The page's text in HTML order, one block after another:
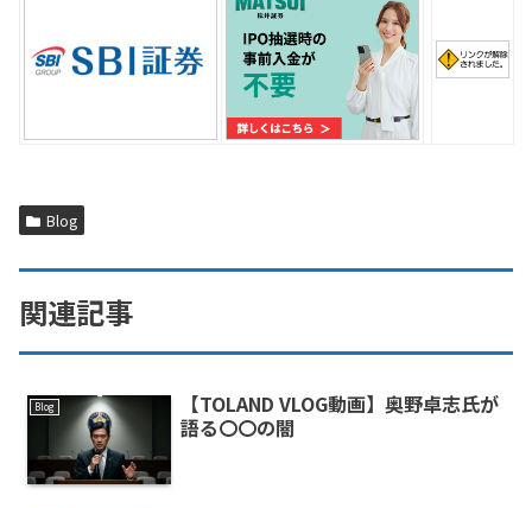
Blog
関連記事
Blog
【TOLAND VLOG動画】奥野卓志氏が
語る〇〇の闇